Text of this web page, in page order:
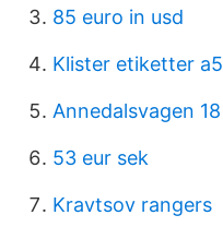
85 euro in usd
Klister etiketter a5
Annedalsvagen 18
53 eur sek
Kravtsov rangers